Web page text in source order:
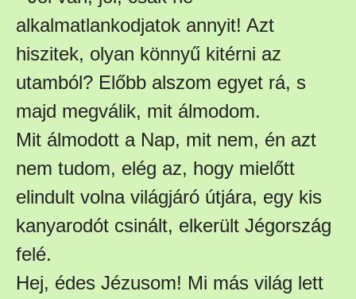
alkalmatlankodjatok annyit! Azt
hiszitek, olyan könnyű kitérni az
utamból? Előbb alszom egyet rá, s
majd megválik, mit álmodom.
Mit álmodott a Nap, mit nem, én azt
nem tudom, elég az, hogy mielőtt
elindult volna világjáró útjára, egy kis
kanyarodót csinált, elkerült Jégország
felé.
Hej, édes Jézusom! Mi más világ lett